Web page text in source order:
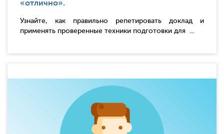
«отлично».
Узнайте, как правильно репетировать доклад и
применять проверенные техники подготовки для ...